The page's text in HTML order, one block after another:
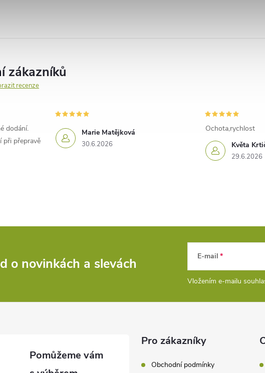
zákazníků
recenze
dodání.
při přepravě
Marie Matějková
30.6.2026 Květa
29.6.2026
Ochota,rychlost
o novinkách a slevách E-mail
Vložením e-mailu
Pro zákazníky
Obchodní podmínky